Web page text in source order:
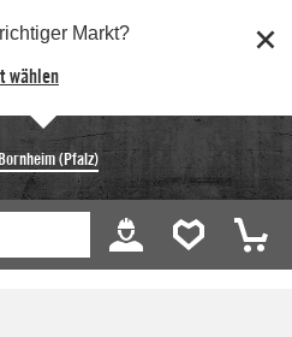
Markt?
wählen
(Pfalz)